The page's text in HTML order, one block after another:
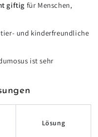
giftig für Menschen,
und kinderfreundliche
ist sehr
Lösung